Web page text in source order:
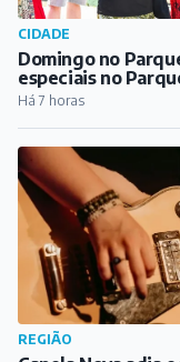
REGIÃO
Capela Nova adia
o motivo
Há 8 horas